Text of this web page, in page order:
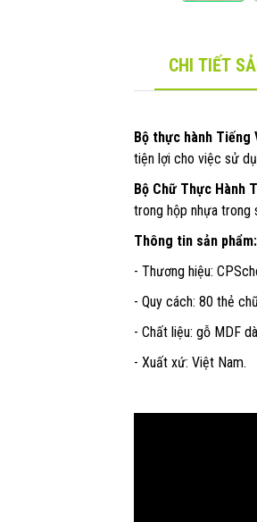
CHI TIẾT
Bộ thực hành Tiếng
tiện lợi cho việc sử
Bộ Chữ Thực Hành
trong hộp nhựa trong
Thông tin sản phẩm​:
- Thương hiệu:
- Quy cách: 80 thẻ
- Chất liệu: gỗ MDF
- Xuất xứ: Việt Nam.